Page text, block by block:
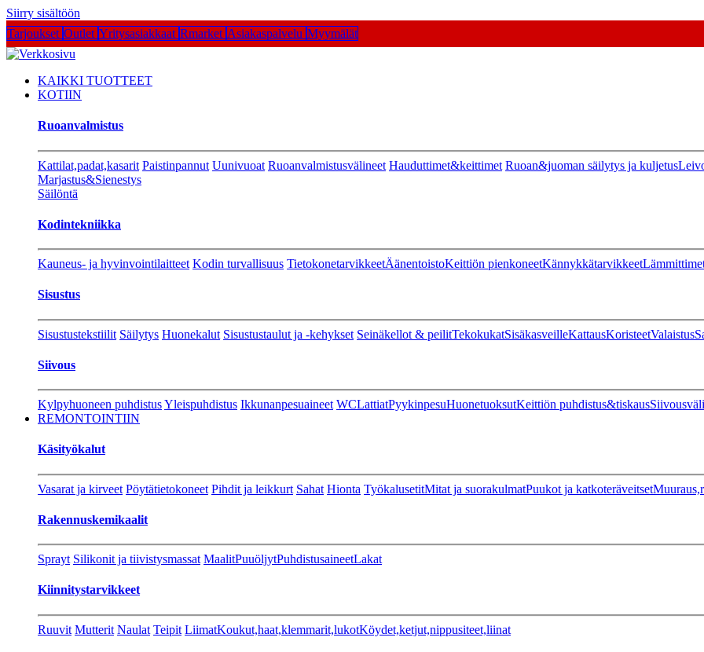
Siirry sisältöön
Tarjoukset Outlet Yritysasiakkaat Rmarket Asiakaspalvelu Myymälät
KAIKKI TUOTTEET
KOTIIN
Ruoanvalmistus
Kattilat,padat,kasarit Paistinpannut Uunivuoat Ruoanvalmistusvälineet Hauduttimet&keittimet Ruoan&juoman säilytys ja kuljetus
Marjastus&Sienestys
Säilöntä
Kodintekniikka
Kauneus- ja hyvinvointilaitteet Kodin turvallisuus TietokonetarvikkeetÄänentoistoKeittiön pienkoneetKännykkätarvikkeet
Sisustus
Sisustustekstiilit Säilytys Huonekalut Sisustustaulut ja -kehykset Seinäkellot & peilitTekokukatSisäkasveilleKattausKoristeetValaistus
Siivous
Kylpyhuoneen puhdistusYleispuhdistus Ikkunanpesuaineet WCLattiatPyykinpesuHuonetuoksutKeittiön puhdistus&tiskaus
REMONTOINTIIN
Käsityökalut
Vasarat ja kirveet Pöytätietokoneet Pihdit ja leikkurt Sahat Hionta TyökalusetitMitat ja suorakulmatPuukot ja katkoteräveitset
Rakennuskemikaalit
Sprayt Silikonit ja tiivistysmassat MaalitPuuöljytPuhdistusaineetLakat
Kiinnitystarvikkeet
Ruuvit Mutterit Naulat Teipit LiimatKoukut,haat,klemmarit,lukotKöydet,ketjut,nippusiteet,liinat